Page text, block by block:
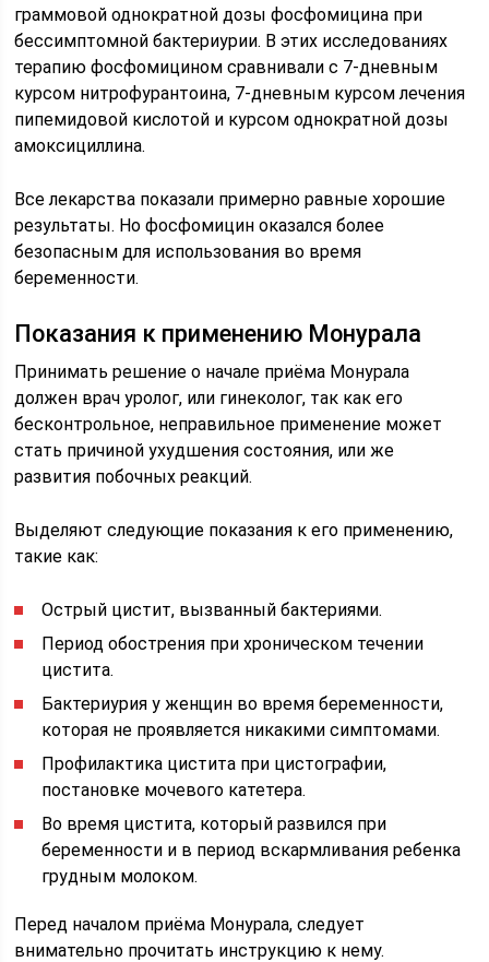
граммовой однократной дозы фосфомицина при
бессимптомной бактериурии. В этих исследованиях
терапию фосфомицином сравнивали с 7-дневным
курсом нитрофурантоина, 7-дневным курсом лечения
пипемидовой кислотой и курсом однократной дозы
амоксициллина.
Все лекарства показали примерно равные хорошие
результаты. Но фосфомицин оказался более
безопасным для использования во время
беременности.
Показания к применению Монурала
Принимать решение о начале приёма Монурала
должен врач уролог, или гинеколог, так как его
бесконтрольное, неправильное применение может
стать причиной ухудшения состояния, или же
развития побочных реакций.
Выделяют следующие показания к его применению,
такие как:
Острый цистит, вызванный бактериями.
Период обострения при хроническом течении
цистита.
Бактериурия у женщин во время беременности,
которая не проявляется никакими симптомами.
Профилактика цистита при цистографии,
постановке мочевого катетера.
Во время цистита, который развился при
беременности и в период вскармливания ребенка
грудным молоком.
Перед началом приёма Монурала, следует
внимательно прочитать инструкцию к нему.